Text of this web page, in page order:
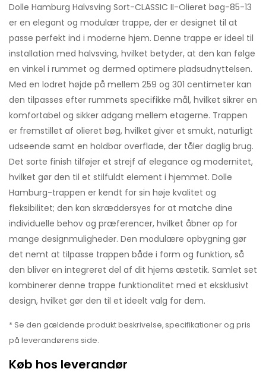
Dolle Hamburg Halvsving Sort-CLASSIC II-Olieret bøg-85-13
er en elegant og modulær trappe, der er designet til at
passe perfekt ind i moderne hjem. Denne trappe er ideel til
installation med halvsving, hvilket betyder, at den kan følge
en vinkel i rummet og dermed optimere pladsudnyttelsen.
Med en lodret højde på mellem 259 og 301 centimeter kan
den tilpasses efter rummets specifikke mål, hvilket sikrer en
komfortabel og sikker adgang mellem etagerne. Trappen
er fremstillet af olieret bøg, hvilket giver et smukt, naturligt
udseende samt en holdbar overflade, der tåler daglig brug.
Det sorte finish tilføjer et strejf af elegance og modernitet,
hvilket gør den til et stilfuldt element i hjemmet. Dolle
Hamburg-trappen er kendt for sin høje kvalitet og
fleksibilitet; den kan skræddersyes for at matche dine
individuelle behov og præferencer, hvilket åbner op for
mange designmuligheder. Den modulære opbygning gør
det nemt at tilpasse trappen både i form og funktion, så
den bliver en integreret del af dit hjems æstetik. Samlet set
kombinerer denne trappe funktionalitet med et eksklusivt
design, hvilket gør den til et ideelt valg for dem.
* Se den gældende produkt beskrivelse, specifikationer og pris
på leverandørens side.
Køb hos leverandør